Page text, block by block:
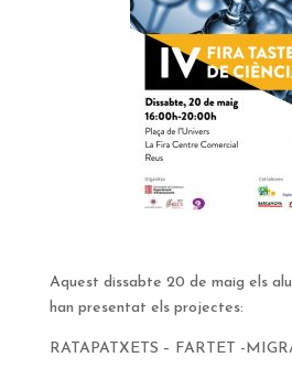
Aquest dissabte 20 de maig els
han presentat els projectes:
RATAPATXETS – FARTET -